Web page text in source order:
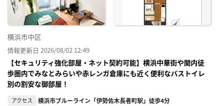
横浜市中区
情報更新日 2026/08/02 12:49
【セキュリティ強化部屋・ネット契約可能】横浜中華街や関内徒
歩圏内でみなとみらいや赤レンガ倉庫にも近く便利なバストイレ
別の割安な御部屋！
アクセス 横浜市ブルーライン「伊勢佐木長者町駅」徒歩4分